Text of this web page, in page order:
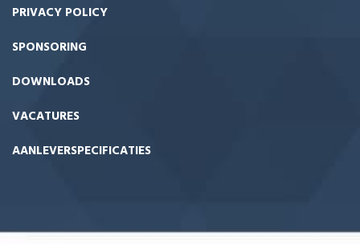
PRIVACY POLICY
SPONSORING
DOWNLOADS
VACATURES
AANLEVERSPECIFICATIES